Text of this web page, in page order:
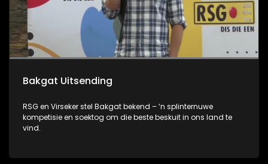
Bakgat Uitsending
RSG en Virseker stel Bakgat bekend – ‘n splinternuwe
kompetisie en soektog om die beste beskuit in ons land te
vind.